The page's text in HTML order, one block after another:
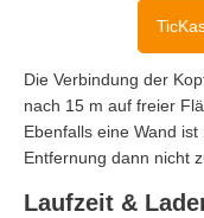
Die Verbindung der
nach 15 m auf freier
Ebenfalls eine Wand
Entfernung dann nicht
Laufzeit &